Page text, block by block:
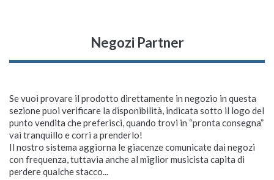
Negozi Partner
Se vuoi provare il prodotto direttamente in negozio in questa
sezione puoi verificare la disponibilità, indicata sotto il logo del
punto vendita che preferisci, quando trovi in “pronta consegna”
vai tranquillo e corri a prenderlo!
Il nostro sistema aggiorna le giacenze comunicate dai negozi
con frequenza, tuttavia anche al miglior musicista capita di
perdere qualche stacco...